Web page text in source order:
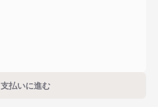
支払いに進む